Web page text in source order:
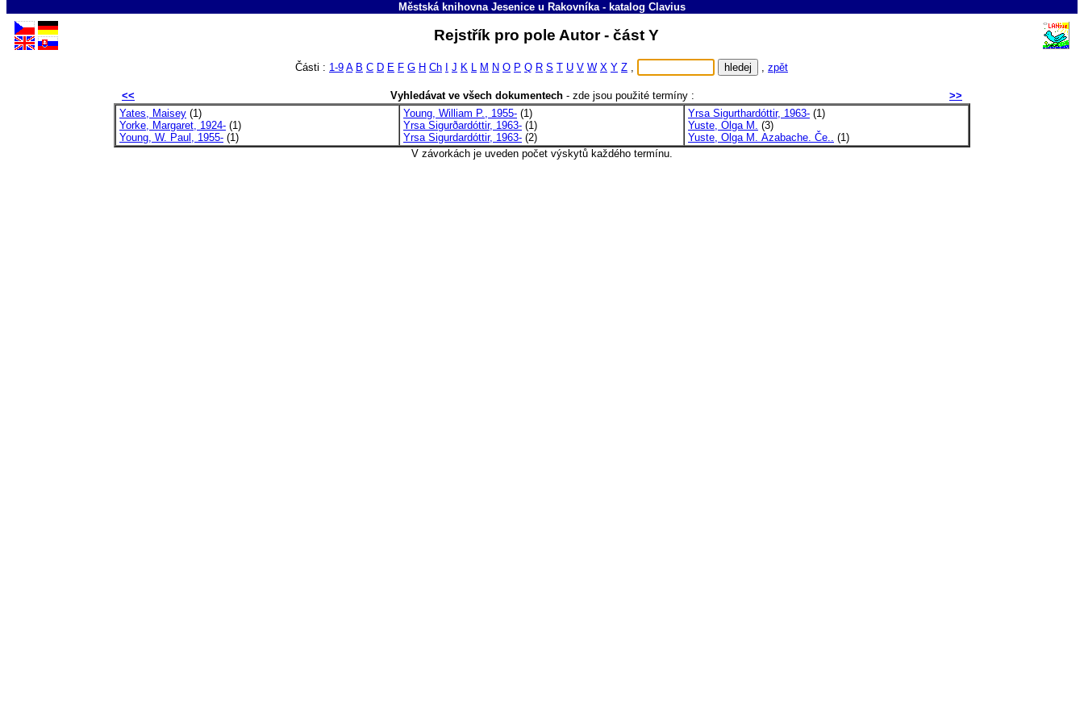
Městská knihovna Jesenice u Rakovníka- katalog Clavius
Rejstřík pro pole Autor - část Y
Části : 1-9 A B C D E F G H Ch J K L M N O P Q R S T U V W X Y Z , , zpět
<< Vyhledávat ve všech dokumentech - zde jsou použité termíny :
>>
Yates, Maisey (1)
Yorke, Margaret, 1924- (1)
Young, W. Paul, 1955- (1)
Young, William P., 1955- (1)
Yrsa Sigurðardóttir, 1963- (1)
Yrsa Sigurdardóttir, 1963- (2)
Yrsa Sigurthardóttir, 1963- (1)
Yuste, Olga M. (3)
Yuste, Olga M. Azabache. Če.. (1)
V závorkách je uveden počet výskytů každého termínu.